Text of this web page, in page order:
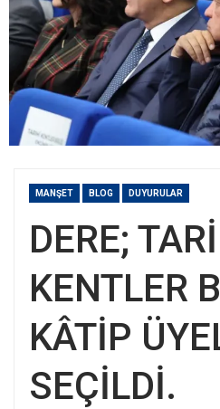
MANŞET BLOG DUYURULAR
DERE;
KENTLER
KÂTİP
SEÇİLDİ.